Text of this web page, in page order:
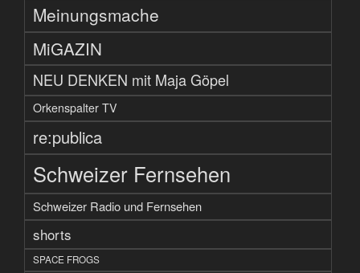
Meinungsmache
MiGAZIN
NEU DENKEN mit Maja Göpel
Orkenspalter TV
re:publica
Schweizer Fernsehen
Schweizer Radio und Fernsehen
shorts
SPACE FROGS